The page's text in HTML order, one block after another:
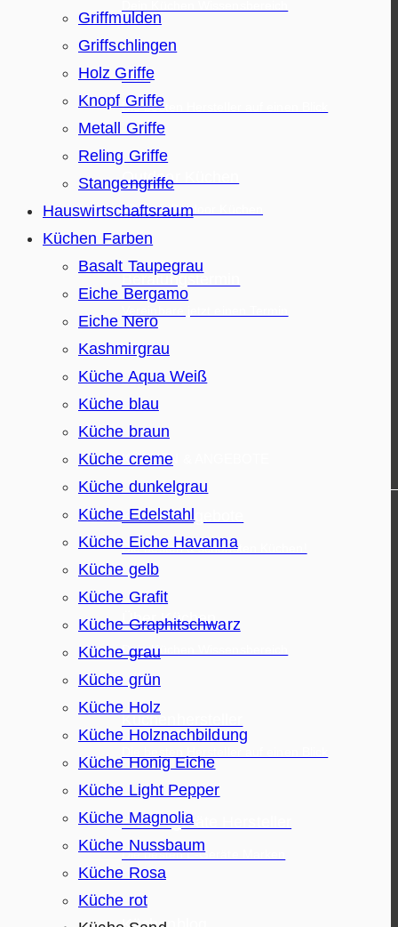
Bad
Die besten Hersteller auf einen Blick
Outdoor Küchen
Alles zu Outdoor Küchen
Beratungstermin
KÜCHEN & ANGEBOTE
Küchenangebote
Die besten & schönsten Küchen!
Über Küchen
Dein Küchen Wissensbereich
Küchenhersteller
Elektrogeräte Hersteller
Die besten E-Geräte Marken
Griffmulden
Griffschlingen
Holz Griffe
Knopf Griffe
Metall Griffe
Reling Griffe
Stangengriffe
Hauswirtschaftsraum
Küchen Farben
Basalt Taupegrau
Eiche Bergamo
Eiche Nero
Kashmirgrau
Küche Aqua Weiß
Küche blau
Küche braun
Küche creme
Küche dunkelgrau
Küche Edelstahl
Küche Eiche Havanna
Küche gelb
Küche Grafit
Küche Graphitschwarz
Küche grau
Küche grün
Küche Holz
Küche Holznachbildung
Küche Honig Eiche
Küche Light Pepper
Küche Magnolia
Küche Nussbaum
Küche Rosa
Küche rot